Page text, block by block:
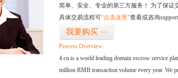
简单、安全、专业的第三方服务！ 为了保证
具体交易流程可“点击这里”查看或咨询
我要购买 >>
Process Overview:
4.cn is a world leading domain escrow service
million RMB transaction volume every year. We